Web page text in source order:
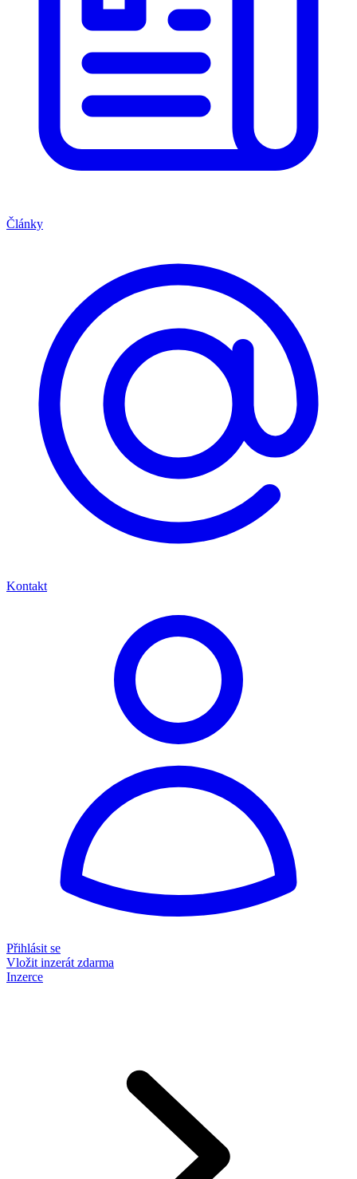
Články
Kontakt
Přihlásit se
Vložit inzerát zdarma
Inzerce